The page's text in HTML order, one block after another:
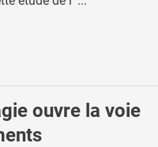
ouvre la voie